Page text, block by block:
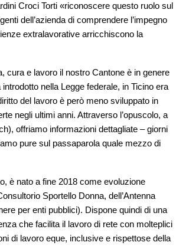
Croci Torti «riconoscere questo ruolo sul
dell’azienda di comprendere l’impegno
extralavorative arricchiscono la
cura e lavoro il nostro Cantone è in genere
nella Legge federale, in Ticino era
del lavoro è però meno sviluppato in
negli ultimi anni. Attraverso l’opuscolo, a
offriamo informazioni dettagliate – giorni
pure sul passaparola quale mezzo di
è nato a fine 2018 come evoluzione
Sportello Donna, dell’Antenna
per enti pubblici). Dispone quindi di una
che facilita il lavoro di rete con molteplici
di lavoro eque, inclusive e rispettose della